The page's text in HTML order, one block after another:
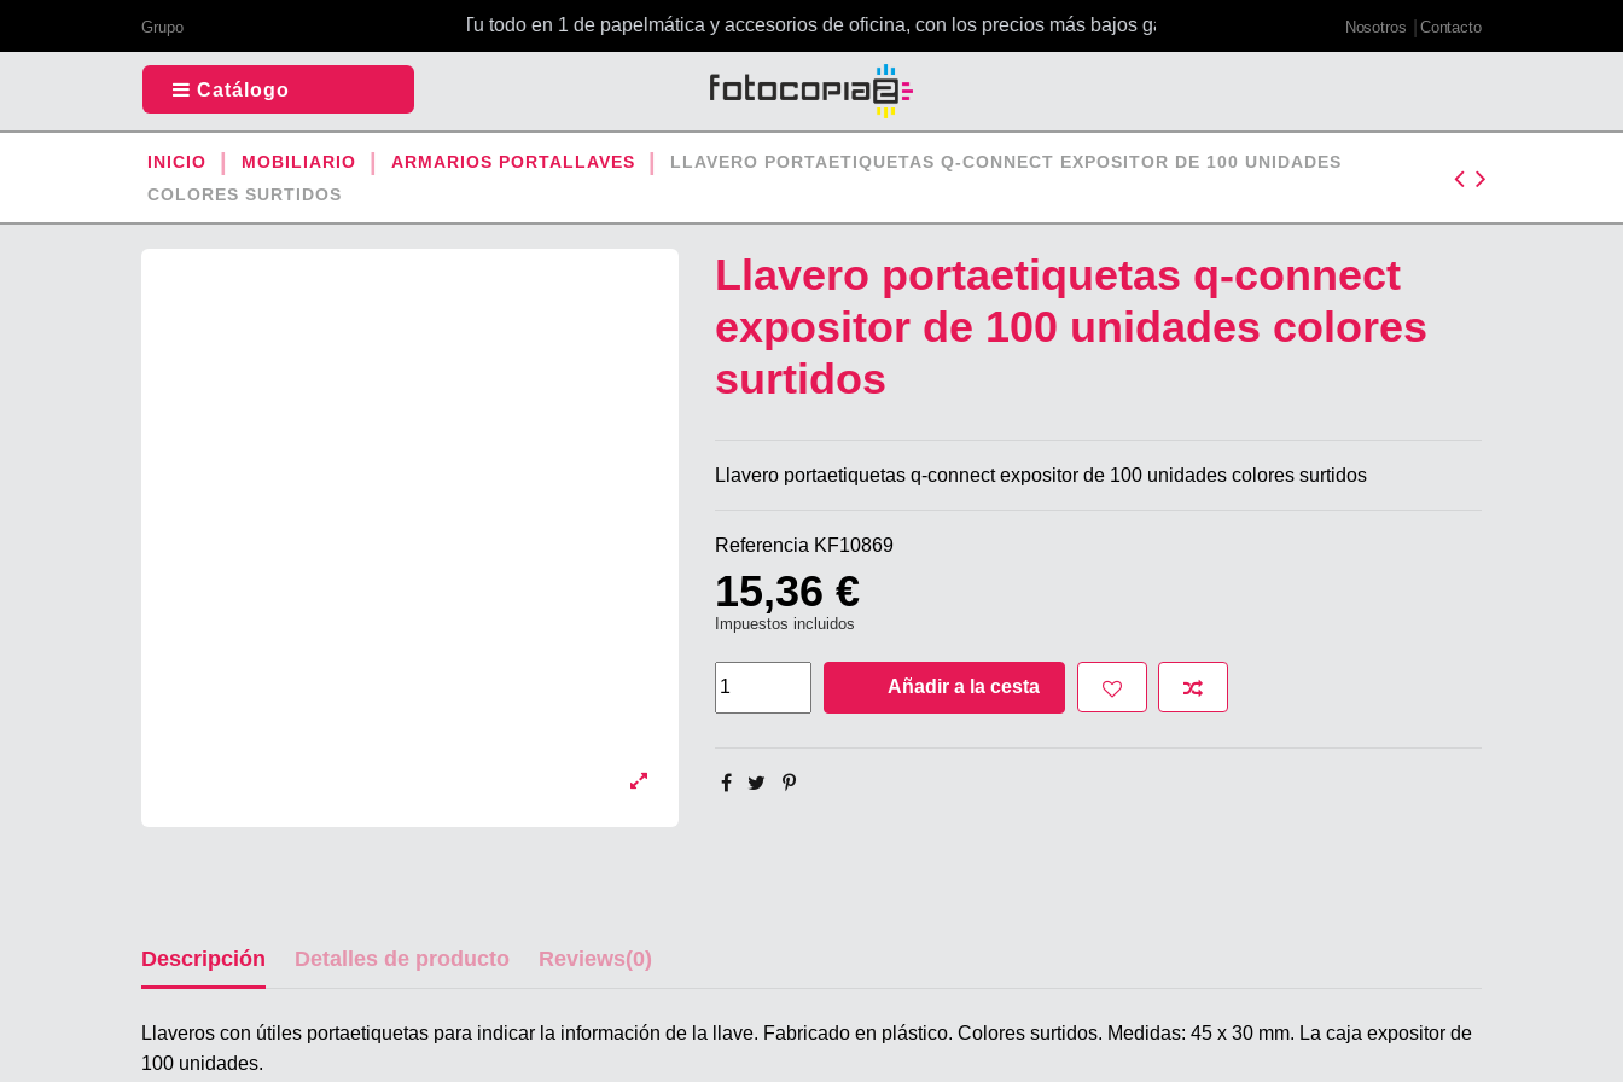
Grupo Tu todo en 1 de papelmática y accesorios de oficina, con los precios más bajos garantizados Nosotros Contacto
Catálogo
INICIO MOBILIARIO ARMARIOS PORTALLAVES
LLAVERO PORTAETIQUETAS Q-CONNECT EXPOSITOR DE 100 UNIDADES
COLORES SURTIDOS
Llavero portaetiquetas q-connect
expositor de 100 unidades colores
surtidos
Llavero portaetiquetas q-connect expositor de 100 unidades colores surtidos
Referencia KF10869
15,36 €
Impuestos incluidos
Añadir a la cesta
Descripción Detalles de producto Reviews(0)
Llaveros con útiles portaetiquetas para indicar la información de la llave. Fabricado en plástico. Colores surtidos. Medidas: 45 x 30 mm. La caja expositor de
100 unidades.